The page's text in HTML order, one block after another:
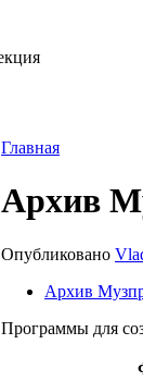
Главная
Архив
Опубликовано
Архив
Программы для